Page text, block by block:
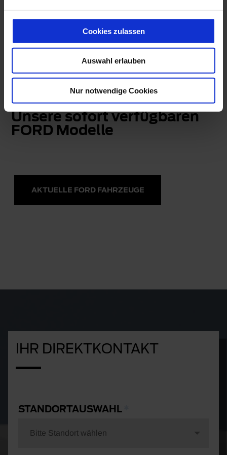
Cookies zulassen
Auswahl erlauben
Nur notwendige Cookies
Reichweite – je nach vorhandener Serien- und Batterie-
Konfiguration – möglich. Die tatsächliche Reichweite kann
Fahrverhalten, Streckenprofil, Fahrzeugzustand, Alter und Zustand
der Lithium-Ionen-Batterie) variieren.
Unsere sofort verfügbaren
FORD Modelle
AKTUELLE FORD FAHRZEUGE
IHR DIREKTKONTAKT
STANDORTAUSWAHL
Bitte Standort wählen